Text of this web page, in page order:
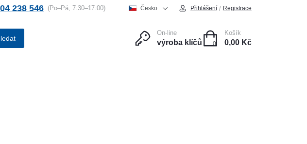
238 546 (Po–Pá, 7:30–17:00) Česko Přihlášení / Registrace
On-line
výroba klíčů 0
Košík
0,00 Kč